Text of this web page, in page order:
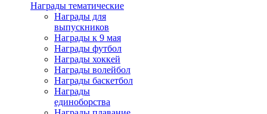
Награды тематические
Награды для
выпускников
Награды к 9 мая
Награды футбол
Награды хоккей
Награды волейбол
Награды баскетбол
Награды
единоборства